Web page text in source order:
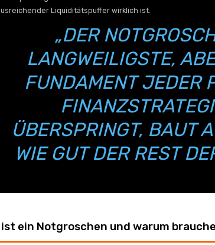
Liquiditätspuffer wirklich ist.
„DER
LANGWEILIGSTE,
FUNDAMENT JEDER
ÜBERSPRINGT, BAUT
WIE GUT DER REST
ist ein Notgroschen und warum